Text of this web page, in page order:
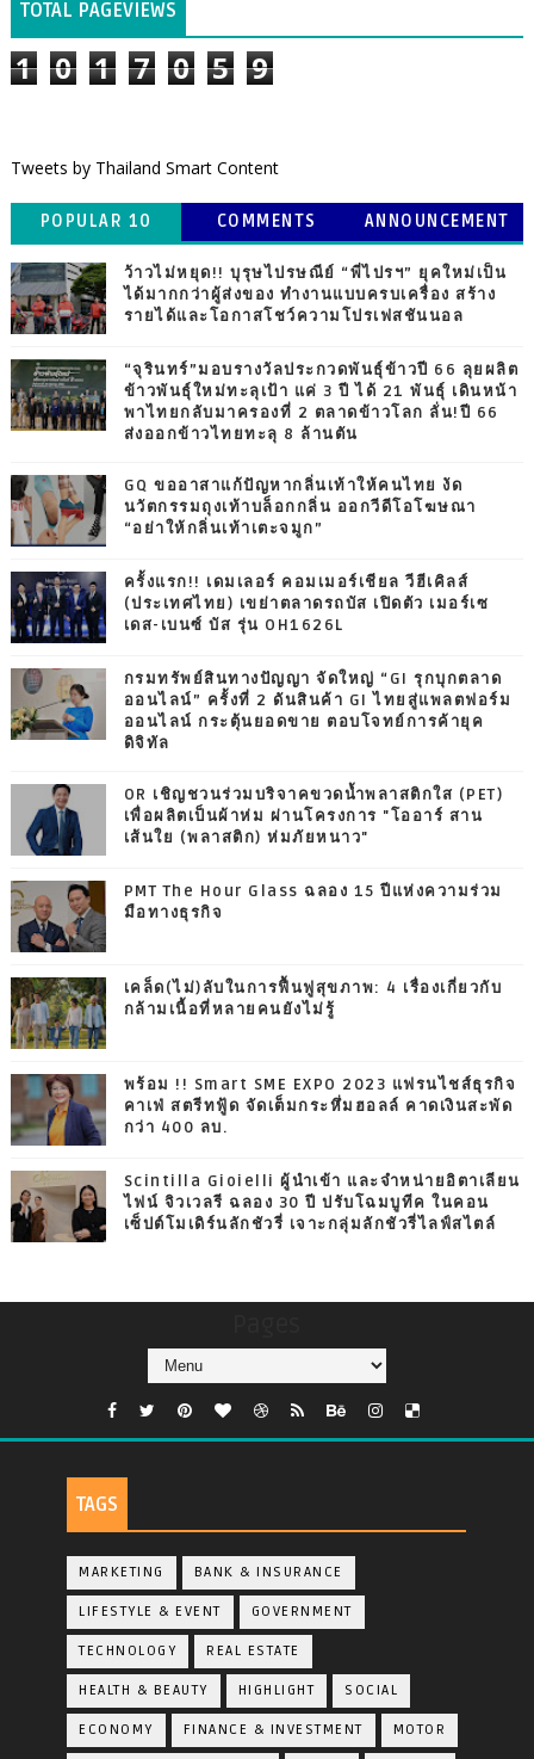
TOTAL PAGEVIEWS
1 0 1 7 0 5 9
Tweets by Thailand Smart Content
POPULAR 10 COMMENTS ANNOUNCEMENT
ว้าวไม่หยุด!! บุรุษไปรษณีย์ “พี่ไปรฯ” ยุคใหม่เป็น
ได้มากกว่าผู้ส่งของ ทำงานแบบครบเครื่อง สร้าง
รายได้และโอกาสโชว์ความโปรเฟสชันนอล
“จุรินทร์”มอบรางวัลประกวดพันธุ์ข้าวปี 66 ลุยผลิต
ข้าวพันธุ์ใหม่ทะลุเป้า แค่ 3 ปี ได้ 21 พันธุ์ เดินหน้า
พาไทยกลับมาครองที่ 2 ตลาดข้าวโลก ลั่น!ปี 66
ส่งออกข้าวไทยทะลุ 8 ล้านตัน
GQ ขออาสาแก้ปัญหากลิ่นเท้าให้คนไทย งัด
นวัตกรรมถุงเท้าบล็อกกลิ่น ออกวีดีโอโฆษณา
“อย่าให้กลิ่นเท้าเตะจมูก”
ครั้งแรก!! เดมเลอร์ คอมเมอร์เชียล วีฮีเคิลส์
(ประเทศไทย) เขย่าตลาดรถบัส เปิดตัว เมอร์เซ
เดส-เบนซ์ บัส รุ่น OH1626L
กรมทรัพย์สินทางปัญญา จัดใหญ่ “GI รุกบุกตลาด
ออนไลน์” ครั้งที่ 2 ดันสินค้า GI ไทยสู่แพลตฟอร์ม
ออนไลน์ กระตุ้นยอดขาย ตอบโจทย์การค้ายุค
ดิจิทัล
OR เชิญชวนร่วมบริจาคขวดน้ำพลาสติกใส (PET)
เพื่อผลิตเป็นผ้าห่ม ผ่านโครงการ "โออาร์ สาน
เส้นใย (พลาสติก) ห่มภัยหนาว"
PMT The Hour Glass ฉลอง 15 ปีแห่งความร่วม
มือทางธุรกิจ
เคล็ด(ไม่)ลับในการฟื้นฟูสุขภาพ: 4 เรื่องเกี่ยวกับ
กล้ามเนื้อที่หลายคนยังไม่รู้
พร้อม !! Smart SME EXPO 2023 แฟรนไชส์ธุรกิจ
คาเฟ่ สตรีทฟู้ด จัดเต็มกระหึ่มฮอลล์ คาดเงินสะพัด
กว่า 400 ลบ.
Scintilla Gioielli ผู้นำเข้า และจำหน่ายอิตาเลียน
ไฟน์ จิวเวลรี ฉลอง 30 ปี ปรับโฉมบูทีค ในคอน
เซ็ปต์โมเดิร์นลักชัวรี่ เจาะกลุ่มลักชัวรี่ไลฟ์สไตล์
TAGS
MARKETING BANK & INSURANCE
LIFESTYLE & EVENT GOVERNMENT
TECHNOLOGY REAL ESTATE
HEALTH & BEAUTY HIGHLIGHT SOCIAL
ECONOMY FINANCE & INVESTMENT MOTOR